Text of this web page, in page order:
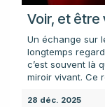
Voir, et être
Un échange sur
longtemps
c’est souvent là
miroir vivant. Ce
28 déc. 2025